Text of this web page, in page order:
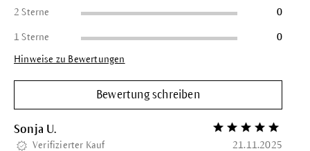
2 Sterne 0
1 Sterne 0
Hinweise zu Bewertungen
Bewertung schreiben
Sonja U. Bewertung mit 5
Verifizierter Kauf 21.11.2025